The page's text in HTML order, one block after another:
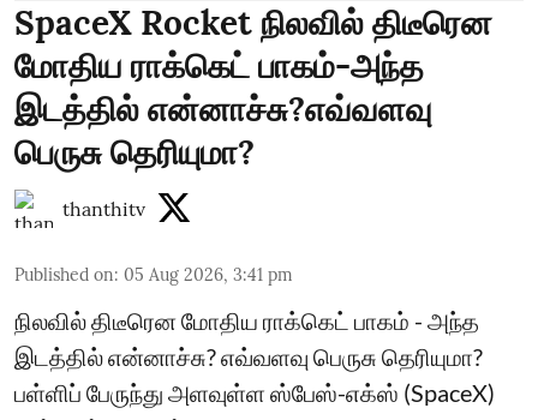
SpaceX Rocket நிலவில் திடீரென
மோதிய ராக்கெட் பாகம்-அந்த
இடத்தில் என்னாச்சு?எவ்வளவு
பெருசு தெரியுமா?
thanthitv
Published on: 05 Aug 2026, 3:41 pm
நிலவில் திடீரென மோதிய ராக்கெட் பாகம் - அந்த
இடத்தில் என்னாச்சு? எவ்வளவு பெருசு தெரியுமா?
பள்ளிப் பேருந்து அளவுள்ள ஸ்பேஸ்-எக்ஸ் (SpaceX)